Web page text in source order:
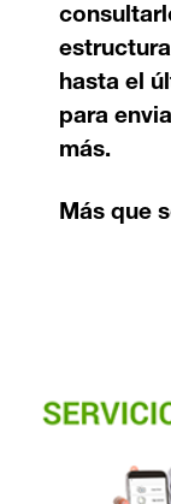
hasta el
para
más.
Más que